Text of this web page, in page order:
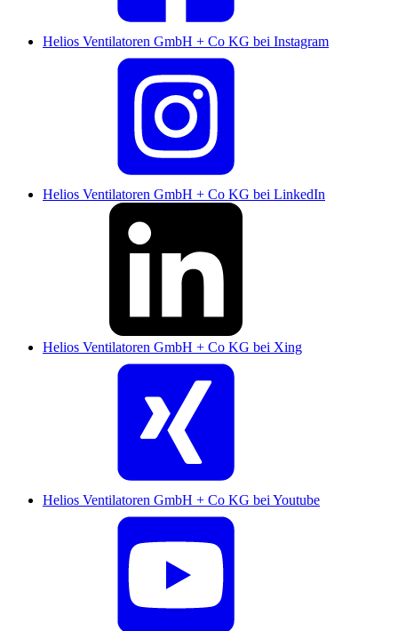
Helios Ventilatoren GmbH + Co KG bei Instagram
Helios Ventilatoren GmbH + Co KG bei LinkedIn
Helios Ventilatoren GmbH + Co KG bei Xing
Helios Ventilatoren GmbH + Co KG bei Youtube